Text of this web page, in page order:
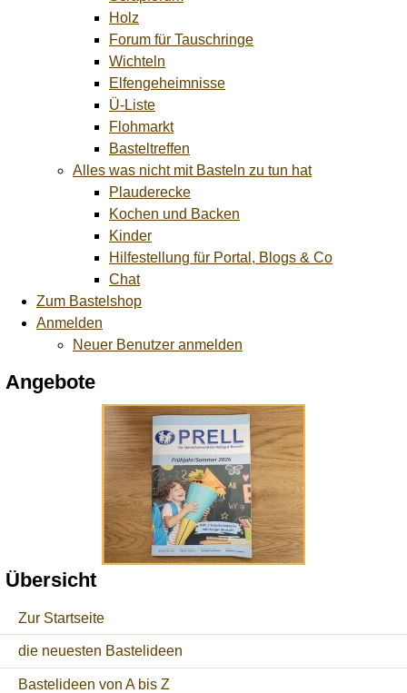
Holz
Forum für Tauschringe
Wichteln
Elfengeheimnisse
Ü-Liste
Flohmarkt
Basteltreffen
Alles was nicht mit Basteln zu tun hat
Plauderecke
Kochen und Backen
Kinder
Hilfestellung für Portal, Blogs & Co
Chat
Zum Bastelshop
Anmelden
Neuer Benutzer anmelden
Angebote
Übersicht
Zur Startseite
die neuesten Bastelideen
Bastelideen von A bis Z